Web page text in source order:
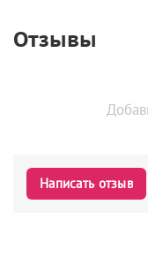
Отзывы
Написать отзыв